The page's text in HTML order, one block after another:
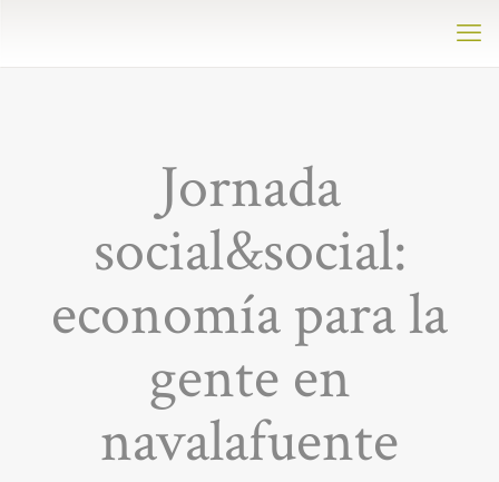
Jornada
social&social:
economía para la
gente en
navalafuente